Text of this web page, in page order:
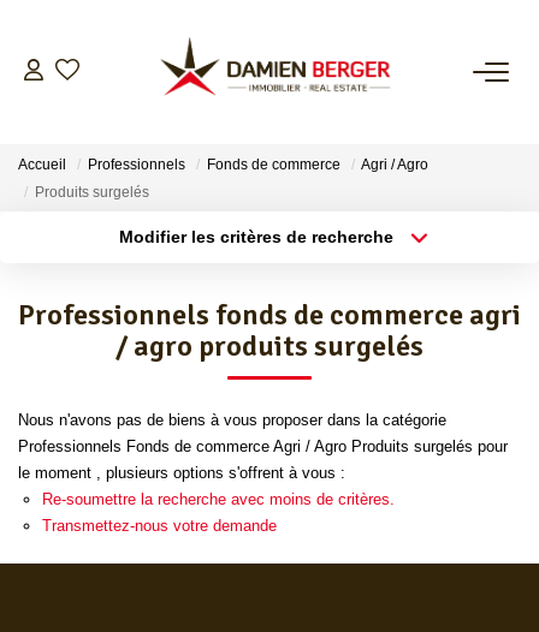
CONTACT
Accueil Professionnels Fonds de commerce
Agri / Agro
Produits surgelés
Modifier les critères de recherche
Budget max
Professionnels fonds de commerce agri
/ agro produits surgelés
Nous n'avons pas de biens à vous proposer dans la catégorie
Professionnels Fonds de commerce Agri / Agro Produits surgelés pour
le moment , plusieurs options s'offrent à vous :
Re-soumettre la recherche avec moins de critères.
Transmettez-nous votre demande